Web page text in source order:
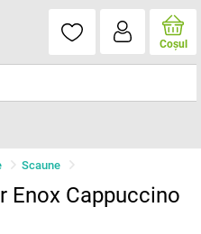
Coşul
Scaune
Enox Cappuccino